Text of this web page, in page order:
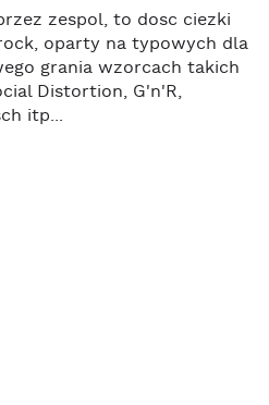
zespol, to dosc ciezki
oparty na typowych dla
grania wzorcach takich
Distortion, G'n'R,
itp...